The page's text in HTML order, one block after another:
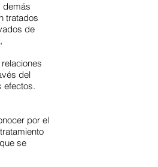
demás
tratados
de
del
efectos.
por el
se